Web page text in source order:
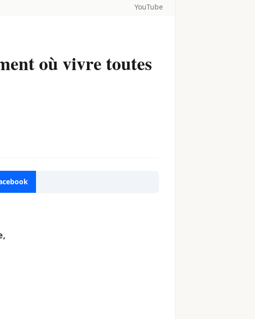
YouTube
où vivre toutes